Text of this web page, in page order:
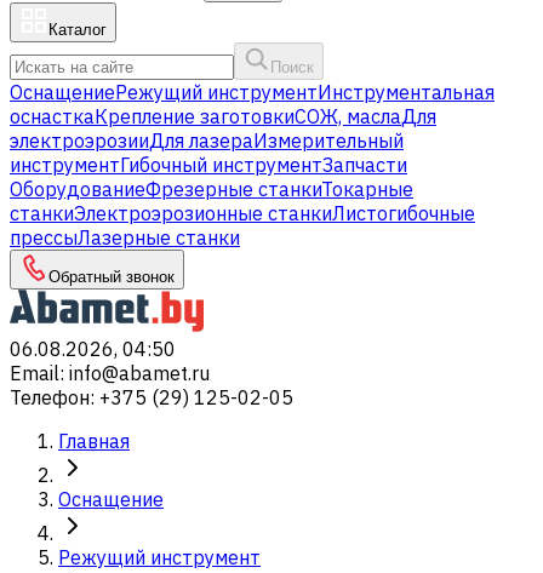
Каталог
Поиск
ОснащениеРежущий инструментИнструментальная
оснасткаКрепление заготовкиСОЖ, маслаДля
электроэрозииДля лазераИзмерительный
инструментГибочный инструментЗапчасти
ОборудованиеФрезерные станкиТокарные
станкиЭлектроэрозионные станкиЛистогибочные
прессыЛазерные станки
Обратный звонок
06.08.2026, 04:50
Email: info@abamet.ru
Телефон: +375 (29) 125-02-05
Главная
Оснащение
Режущий инструмент